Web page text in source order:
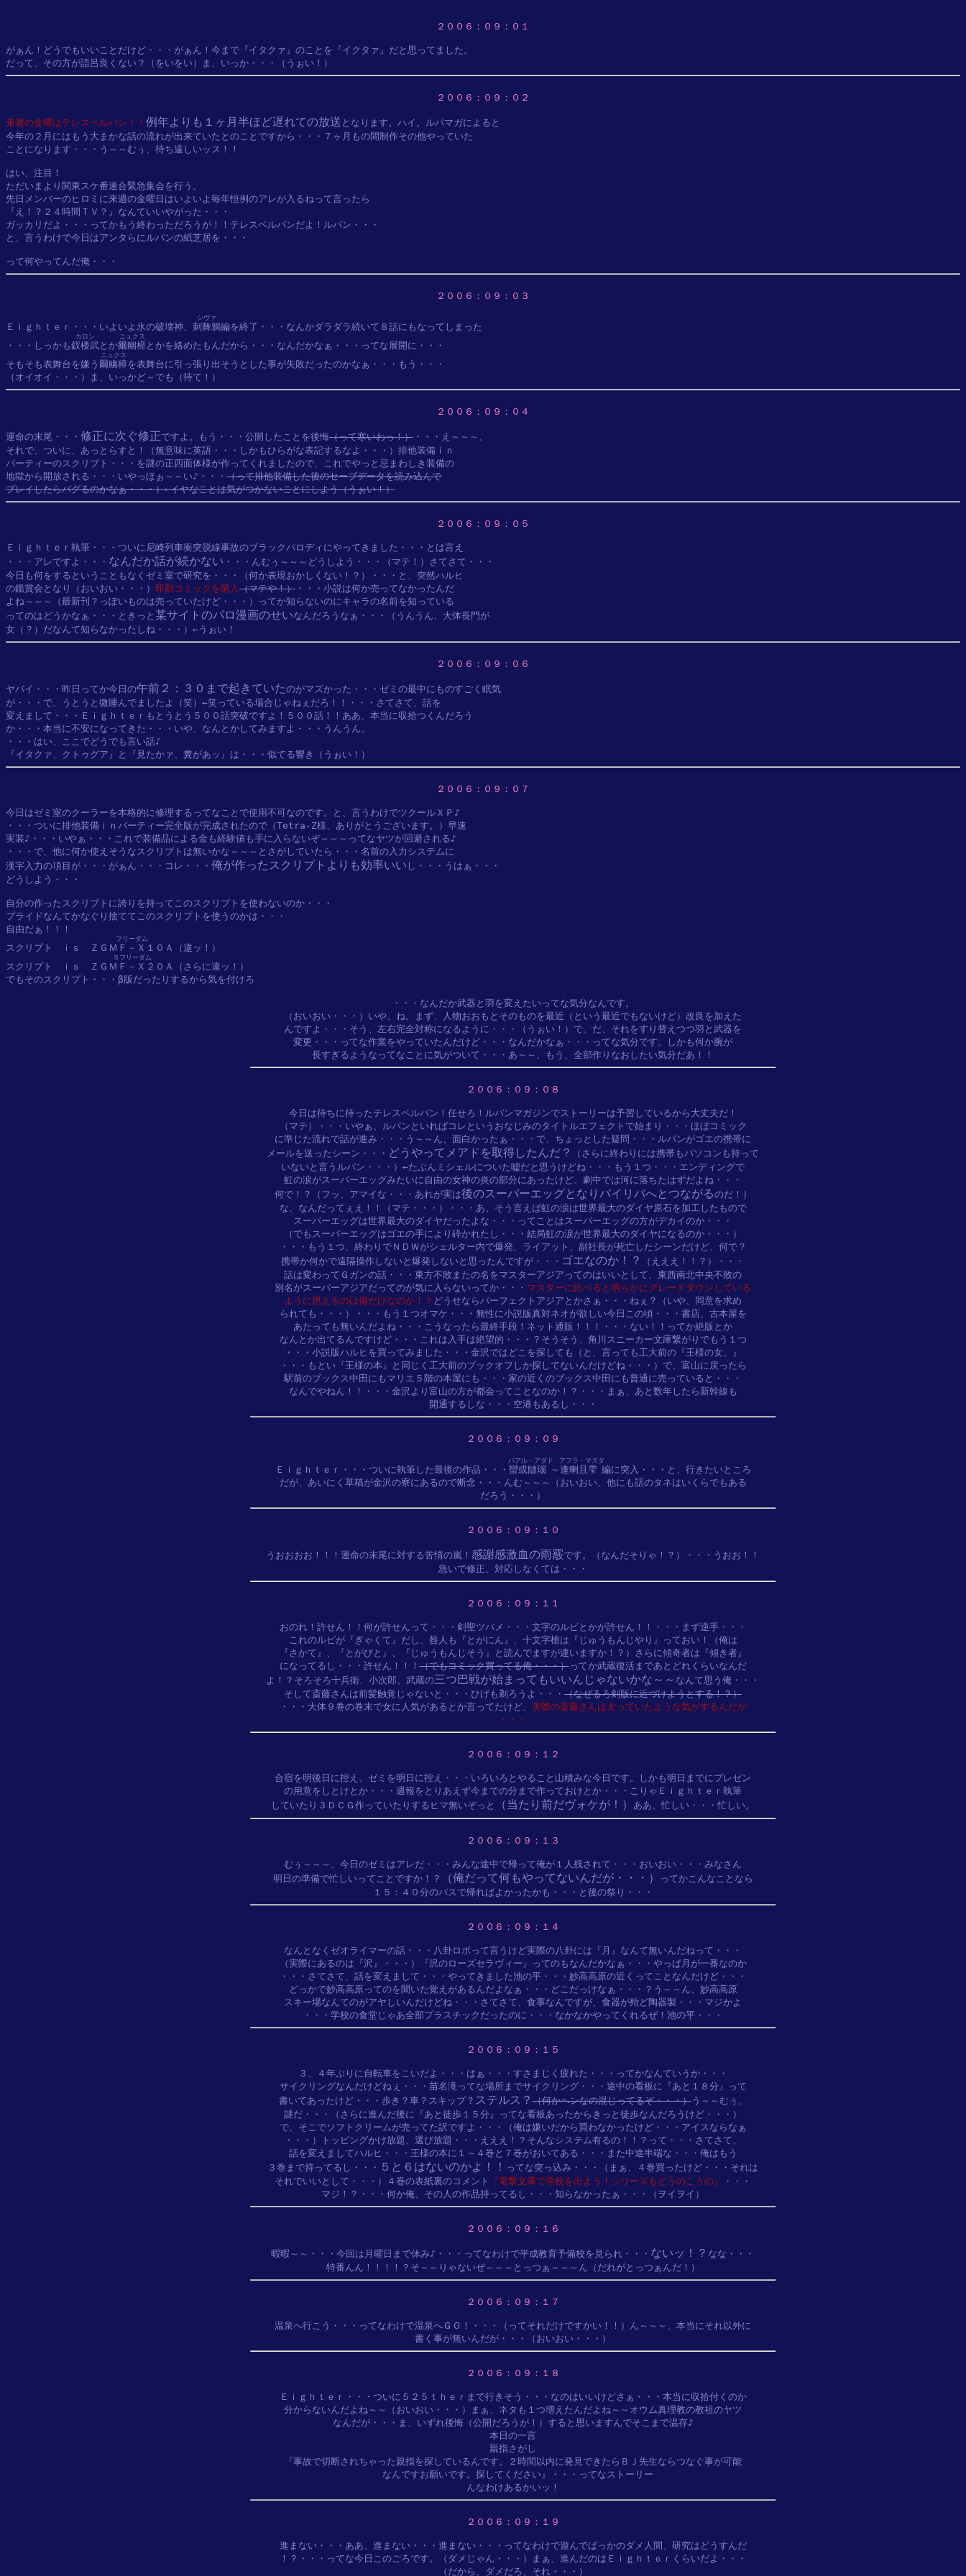
２００６：０９：０１
がぁん！どうでもいいことだけど・・・がぁん！今まで『イタクァ』のことを『イクタァ』だと思ってました。
２００６：０９：０２
来週の金曜はテレスペルパン！！ 例年よりも１ヶ月半ほど遅れての放送 となります。ハイ。ルパマガによると
今年の２月にはもう大まかな話の流れが出来ていたとのことですから・・・７ヶ月もの間制作その他やっていた
ことになります・・・う～～むぅ、待ち遠しいッス！！
はい、注目！
ただいまより関東スケ番連合緊急集会を行う。
先日メンバーのヒロミに来週の金曜日はいよいよ毎年恒例のアレが入るねって言ったら
『え！？２４時間ＴＶ？』なんていいやがった・・・
ガッカリだよ・・・ってかもう終わっただろうが！！テレスペルパンだよ！ルパン・・・
と、言うわけで今日はアンタらにルパンの紙芝居を・・・
２００６：０９：０３
Ｅｉｇｈｔｅｒ・・・いよいよ氷の破壊神、 刺舞鴉
シヴァ
編を終了・・・なんかダラダラ続いて８話にもなってしまった
・・・しっかも釵楼武
カロン
とか爾幽樟
ニュクス
とかを絡めたもんだから・・・なんだかなぁ・・・ってな展開に・・・
そもそも表舞台を嫌う 爾幽樟
ニュクス
を表舞台に引っ張り出そうとした事が失敗だったのかなぁ・・・もう・・・
２００６：０９：０４
運命の末尾・・・ 修正に次ぐ修正ですよ。もう・・・公開したことを後悔（って寒いわっ！） ・・・え～～～、
それで、ついに、あっとらすと！（無意味に英語・・・しかもひらがな表記するなよ・・・）排他装備ｉｎ
パーティーのスクリプト・・・を謎の正四面体様が作ってくれましたので、これでやっと忌まわしき装備の
地獄から開放される・・・いやっほぉ～～い♪・・・ （って排他装備した後のセーブデータを読み込んで
プレイしたらバグるのかなぁ・・・）←イヤなことは気がつかないことにしよう（うぉい！）
２００６：０９：０５
Ｅｉｇｈｔｅｒ執筆・・・ついに尼崎列車衝突脱線事故のブラックパロディにやってきました・・・とは言え
・・・アレですよ・・・ なんだか話が続かない ・・・んむぅ～～～どうしよう・・・（マテ！）さてさて・・・
今日も何をするということもなくゼミ室で研究を・・・（何か表現おかしくない！？）・・・と、突然ハルヒ
の鑑賞会となり（おいおい・・・） 即刻コミックを購入（マテや！） ・・・小説は何か売ってなかったんだ
よね～～～（最新刊？っぽいものは売っていたけど・・・）ってか知らないのにキャラの名前を知っている
ってのはどうかなぁ・・・ときっと 某サイトのパロ漫画のせいなんだろうなぁ・・・（うんうん、大体長門が
２００６：０９：０６
ヤバイ・・・昨日ってか今日の午前２：３０まで起きていたのがマズかった・・・ゼミの最中にものすごく眠気
が・・・で、うとうと微睡んでましたよ（笑）←笑っている場合じゃねぇだろ！！・・・さてさて、話を
変えまして・・・Ｅｉｇｈｔｅｒもとうとう５００話突破ですよ！５００話！！ああ、本当に収拾つくんだろう
か・・・本当に不安になってきた・・・いや、なんとかしてみますよ・・・うんうん。
・・・はい、ここでどうでも言い話♪
２００６：０９：０７
今日はゼミ室のクーラーを本格的に修理するってなことで使用不可なのです。と、言うわけでツクールＸＰ♪
・・・ついに排他装備ｉｎパーティー完全版が完成されたので（Tetra-Z様、ありがとうございます。）早速
実装♪・・・いやぁ・・・これで装備品による金も経験値も手に入らないぞ～～～ってなヤツが回避される♪
・・・で、他に何か使えそうなスクリプトは無いかな～～～とさがしていたら・・・名前の入力システムに
漢字入力の項目が・・・がぁん・・・コレ・・・ 俺が作ったスクリプトよりも効率いい し・・・うはぁ・・・
どうしよう・・・
自分の作ったスクリプトに誇りを持ってこのスクリプトを使わないのか・・・
プライドなんてかなぐり捨ててこのスクリプトを使うのかは・・・
自由だぁ！！！
スクリプト　ｉｓ
ＺＧＭＦ－Ｘ１０Ａ
フリーダム
（違ッ！）
スクリプト　ｉｓ
ＺＧＭＦ－Ｘ２０Ａ
Ｓフリーダム
（さらに違ッ！）
でもそのスクリプト・・・β版だったりするから気を付けろ
・・・なんだか武器と羽を変えたいってな気分なんです。
（おいおい・・・）いや、ね。まず、人物おおもとそのものを最近（という最近でもないけど）改良を加えた
んですよ・・・そう、左右完全対称になるように・・・（うぉい！）で、だ、それをすり替えつつ羽と武器を
変更・・・ってな作業をやっていたんだけど・・・なんだかなぁ・・・ってな気分です。しかも何か腕が
２００６：０９：０８
今日は待ちに待ったテレスペルパン！任せろ！ルパンマガジンでストーリーは予習しているから大丈夫だ！
（マテ）・・・いやぁ、ルパンといればコレというおなじみのタイトルエフェクトで始まり・・・ほぼコミック
に準じた流れで話が進み・・・う～～ん、面白かったぁ・・・で、ちょっとした疑問・・・ルパンがゴエの携帯に
メールを送ったシーン・・・ どうやってメアドを取得したんだ？
（さらに終わりには携帯もパソコンも持って
いないと言うルパン・・・）←たぶんミシェルについた嘘だと思うけどね・・・もう１つ・・・エンディングで
虹の涙がスーパーエッグみたいに自由の女神の炎の部分にあったけど、劇中では河に落ちたはずだよね・・・
何で！？（フッ、アマイな・・・あれが実は後のスーパーエッグとなりバイリバへとつながるのだ！）
な、なんだってぇえ！！（マテ・・・）・・・あ、そう言えば虹の涙は世界最大のダイヤ原石を加工したもので
スーパーエッグは世界最大のダイヤだったよな・・・ってことはスーパーエッグの方がデカイのか・・・
（でもスーパーエッグはゴエの手により砕かれたし・・・結局虹の涙が世界最大のダイヤになるのか・・・）
・・・もう１つ、終わりでＮＤＷがシェルター内で爆発、ライアット、副社長が死亡したシーンだけど、何で？
携帯か何かで遠隔操作しないと爆発しないと思ったんですが・・・ ゴエなのか！？
（えええ！！？）・・・
話は変わってＧガンの話・・・東方不敗またの名をマスターアジアってのはいいとして、東西南北中央不敗の
別名がスーパーアジアだってのが気に入らないってか・・・ マスターに比べると明らかにグレードダウンしている
ように思えるのは俺だけなのか！？ どうせならパーフェクトアジアとかさぁ・・・ねぇ？（いや、同意を求め
られても・・・）・・・もう１つオマケ・・・無性に小説版真対ネオが欲しい今日この頃・・・書店、古本屋を
あたっても無いんだよね・・・こうなったら最終手段！ネット通販！！！・・・ない！！ってか絶版とか
なんとか出てるんですけど・・・これは入手は絶望的・・・？そうそう、角川スニーカー文庫繋がりでもう１つ
・・・小説版ハルヒを買ってみました・・・金沢ではどこを探しても（と、言っても工大前の『王様の女、』
・・・もとい『王様の本』と同じく工大前のブックオフしか探してないんだけどね・・・）で、富山に戻ったら
駅前のブックス中田にもマリエ５階の本屋にも・・・家の近くのブックス中田にも普通に売っていると・・・
なんでやねん！！・・・金沢より富山の方が都会ってことなのか！？・・・まぁ、あと数年したら新幹線も
２００６：０９：０９
Ｅｉｇｈｔｅｒ・・・ついに執筆した最後の作品・・・ 蠻或讎瑙
バアル・アダド
～ 逢喇且雫
アフラ・マズダ
編に突入・・・と、行きたいところ
だが、あいにく草稿が金沢の寮にあるので断念・・・んむ～～～（おいおい、他にも話のタネはいくらでもある
２００６：０９：１０
うおおおお！！！運命の末尾に対する苦情の嵐！ 感謝感激血の雨霰です。（なんだそりゃ！？）・・・うおお！！
２００６：０９：１１
おのれ！許せん！！何が許せんって・・・剣聖ツバメ・・・文字のルビとかが許せん！！・・・まず逆手・・・
これのルビが『ぎゃくて』だし、咎人も『とがにん』、十文字槍は『じゅうもんじやり』っておい！（俺は
『さかて』、『とがびと』、『じゅうもんじそう』と読んでますが違いますか！？）さらに傾奇者は『傾き者』
になってるし・・・許せん！！！（でもコミック買ってる俺・・・）ってか武蔵復活まであとどれくらいなんだ
よ！？そろそろ十兵衛、小次郎、武蔵の三つ巴戦が始まってもいいんじゃないかな～～ なんて思う俺・・・
そして斎藤さんは前髪触覚じゃないと・・・ひげも剃ろうよ・・・ （なぜるろ剣版に近づけようとする！？）
・・・大体９巻の巻末で女に人気があるとか言ってたけど、 実際の斎藤さんは太っていたような気がするんだが
・・・
２００６：０９：１２
合宿を明後日に控え、ゼミを明日に控え・・・いろいろとやること山積みな今日です。しかも明日までにプレゼン
の用意をしとけとか・・・週報をとりあえず今までの分まで作っておけとか・・・こりゃＥｉｇｈｔｅｒ執筆
していたり３ＤＣＧ作っていたりするヒマ無いぞっと
（当たり前だヴォケが！）
２００６：０９：１３
むぅ～～～、今日のゼミはアレだ・・・みんな途中で帰って俺が１人残されて・・・おいおい・・・みなさん
明日の準備で忙しいってことですか！？
（俺だって何もやってないんだが・・・）
ってかこんなことなら
２００６：０９：１４
なんとなくゼオライマーの話・・・八卦ロボって言うけど実際の八卦には『月』なんて無いんだねって・・・
（実際にあるのは『沢』・・・）『沢のローズセラヴィー』ってのもなんだかなぁ・・・やっぱ月が一番なのか
・・・さてさて、話を変えまして・・・やってきました池の平・・・妙高高原の近くってことなんだけど・・・
どっかで妙高高原ってのを聞いた覚えがあるんだよなぁ・・・どこだっけなぁ・・・？う～～ん、妙高高原
スキー場なんてのがアヤしいんだけどね・・・さてさて、食事なんですが、食器が殆ど陶器製・・・マジかよ
２００６：０９：１５
３、４年ぶりに自転車をこいだよ・・・はぁ・・・すさまじく疲れた・・・ってかなんていうか・・・
サイクリングなんだけどねぇ・・・苗名滝ってな場所までサイクリング・・・途中の看板に『あと１８分』って
書いてあったけど・・・歩き？車？スキップ？ ステルス？（何かヘンなの混じってるぞ・・・）う～～むぅ、
謎だ・・・（さらに進んだ後に『あと徒歩１５分』ってな看板あったからきっと徒歩なんだろうけど・・・）
で、そこでソフトクリームが売ってた訳ですよ・・・（俺は嫌いだから買わなかったけど・・・アイスならなぁ
・・・）トッピングかけ放題、選び放題・・・えええ！？そんなシステム有るの！！？って・・・さてさて、
話を変えましてハルヒ・・・王様の本に１～４巻と７巻がおいてある・・・また中途半端な・・・俺はもう
３巻まで持ってるし・・・ ５と６はないのかよ！！ ってな突っ込み・・・（まぁ、４巻買ったけど・・・それは
それでいいとして・・・）４巻の表紙裏のコメント
『電撃文庫で学校を出よう！シリーズもどうのこうの』
・・・
２００６：０９：１６
暇暇～～・・・今回は月曜日まで休み♪・・・ってなわけで平成教育予備校を見られ・・・ ないッ！？ なな・・・
２００６：０９：１７
温泉へ行こう・・・ってなわけで温泉へＧＯ！・・・（ってそれだけですかい！！）ん～～～、本当にそれ以外に
２００６：０９：１８
Ｅｉｇｈｔｅｒ・・・ついに５２５ｔｈｅｒまで行きそう・・・なのはいいけどさぁ・・・本当に収拾付くのか
分からないんだよね～～（おいおい・・・）まぁ、ネタも１つ増えたんだよね～～オウム真理教の教祖のヤツ
なんだが・・・ま、いずれ後悔（公開だろうが！）すると思いますんでそこまで温存♪
本日の一言
親指さがし
『事故で切断されちゃった親指を探しているんです。２時間以内に発見できたらＢＪ先生ならつなぐ事が可能
なんですお願いです。探してください』・・・ってなストーリー
２００６：０９：１９
進まない・・・ああ、進まない・・・進まない・・・ってなわけで遊んでばっかのダメ人間、研究はどうすんだ
！？・・・ってな今日このごろです。（ダメじゃん・・・）まぁ、進んだのはＥｉｇｈｔｅｒくらいだよ・・・